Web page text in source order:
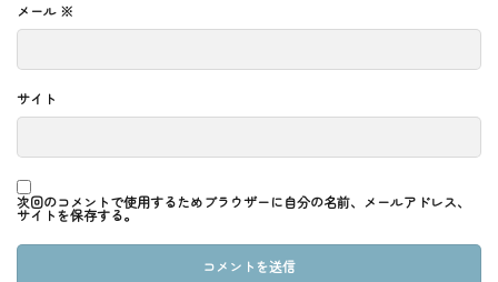
メール ※
サイト
次回のコメントで使用するためブラウザーに自分の名前、メールアドレス、
サイトを保存する。